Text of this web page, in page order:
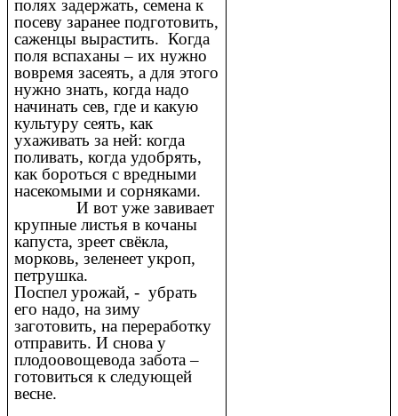
полях задержать, семена к
посеву заранее подготовить,
саженцы вырастить. Когда
поля вспаханы – их нужно
вовремя засеять, а для этого
нужно знать, когда надо
начинать сев, где и какую
культуру сеять, как
ухаживать за ней: когда
поливать, когда удобрять,
как бороться с вредными
насекомыми и сорняками.
И вот уже завивает
крупные листья в кочаны
капуста, зреет свёкла,
морковь, зеленеет укроп,
петрушка.
Поспел урожай, - убрать
его надо, на зиму
заготовить, на переработку
отправить. И снова у
плодоовощевода забота –
готовиться к следующей
весне.